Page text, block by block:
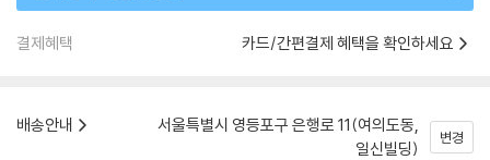
결제혜택 카드/간편결제 혜택을 확인하세요
배송안내
서울특별시 영등포구 은행로 11(여의도동,
일신빌딩)
변경